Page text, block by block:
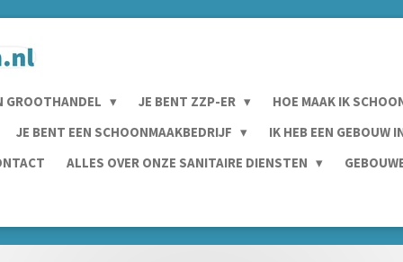
GROOTHANDEL JE BENT ZZP-ER HOE MAAK IK
JE BENT EEN SCHOONMAAKBEDRIJF
IK HEB EEN GEBOUW
ALLES OVER ONZE SANITAIRE DIENSTEN